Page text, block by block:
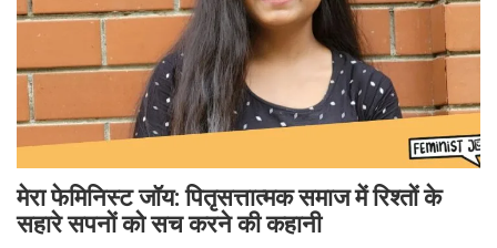
मेरा फेमिनिस्ट जॉय: पितृसत्तात्मक समाज में रिश्तों के
सहारे सपनों को सच करने की कहानी